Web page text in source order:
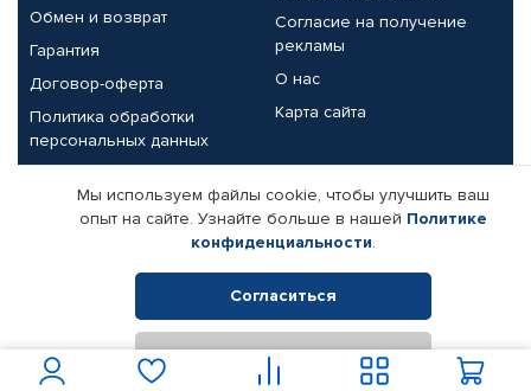
Обмен и возврат
Гарантия
Договор-оферта
Политика обработки
персональных данных
Согласие на получение
рекламы
О нас
Карта сайта
Партнерам
Корпоративным клиентам
Поставщикам
Реквизиты компании
© КАМАЗ ЦЕНТР ДОНЕЦК, 2015-2026. Все права защищены.
Интернет-магазин автомобильных товаров Автопрофи.
Мы используем файлы cookie, чтобы улучшить ваш
опыт на сайте. Узнайте больше в нашей Политике
конфиденциальности.
Согласиться
Отклонить